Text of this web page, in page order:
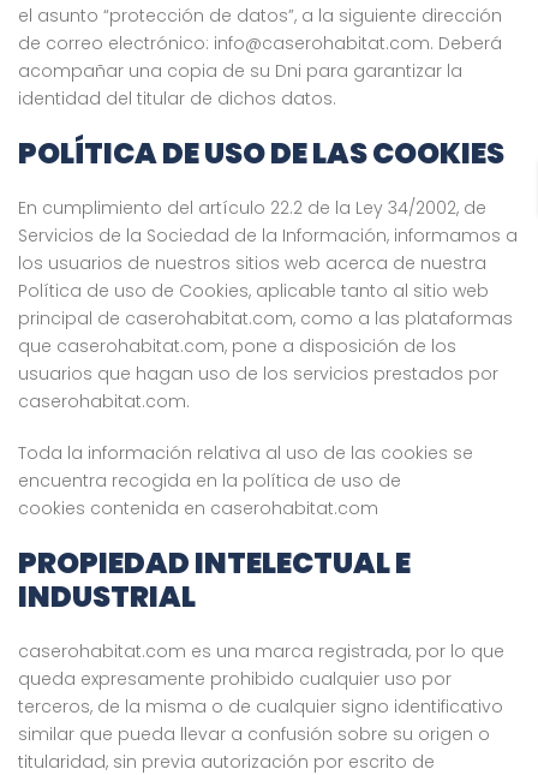
el asunto “protección de datos”, a la siguiente dirección
de correo electrónico: info@caserohabitat.com. Deberá
acompañar una copia de su Dni para garantizar la
identidad del titular de dichos datos.
POLÍTICA DE USO DE LAS COOKIES
En cumplimiento del artículo 22.2 de la Ley 34/2002, de
Servicios de la Sociedad de la Información, informamos a
los usuarios de nuestros sitios web acerca de nuestra
Política de uso de Cookies, aplicable tanto al sitio web
principal de caserohabitat.com, como a las plataformas
que caserohabitat.com, pone a disposición de los
usuarios que hagan uso de los servicios prestados por
caserohabitat.com.
Toda la información relativa al uso de las cookies se
encuentra recogida en la política de uso de
cookies contenida en caserohabitat.com
PROPIEDAD INTELECTUAL E
INDUSTRIAL
caserohabitat.com es una marca registrada, por lo que
queda expresamente prohibido cualquier uso por
terceros, de la misma o de cualquier signo identificativo
similar que pueda llevar a confusión sobre su origen o
titularidad, sin previa autorización por escrito de